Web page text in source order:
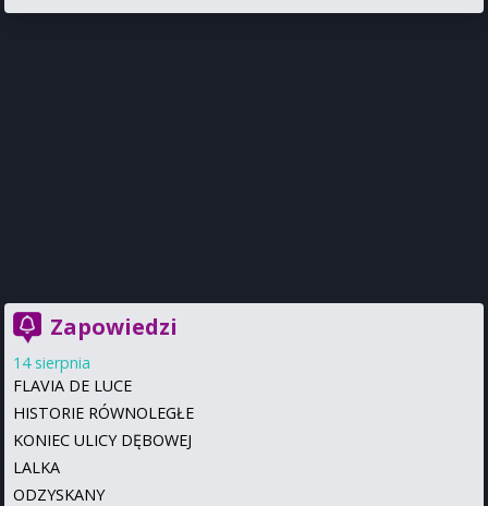
Zapowiedzi
14 sierpnia
FLAVIA DE LUCE
HISTORIE RÓWNOLEGŁE
KONIEC ULICY DĘBOWEJ
LALKA
ODZYSKANY